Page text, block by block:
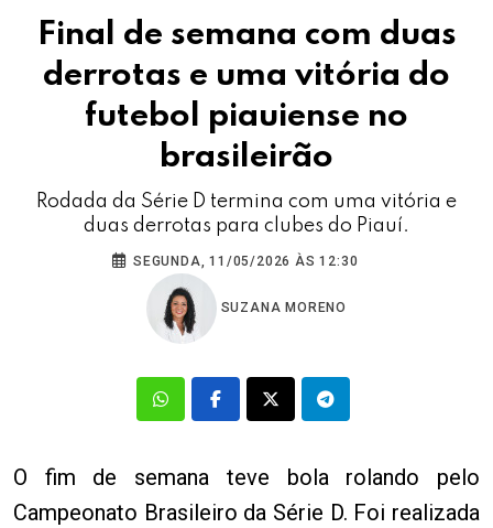
Final de semana com duas
derrotas e uma vitória do
futebol piauiense no
brasileirão
Rodada da Série D termina com uma vitória e
duas derrotas para clubes do Piauí.
SEGUNDA, 11/05/2026 ÀS 12:30
SUZANA MORENO
O fim de semana teve bola rolando pelo
Campeonato Brasileiro da Série D. Foi realizada